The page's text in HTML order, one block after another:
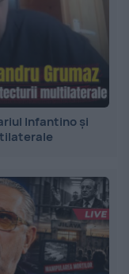
Infantino și